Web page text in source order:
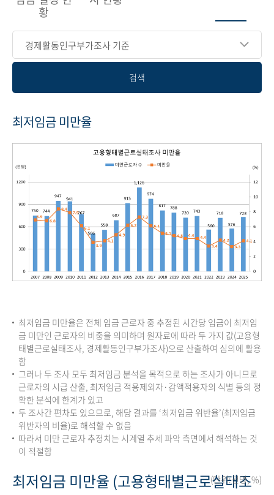
황
경제활동인구부가조사 기준
검색
최저임금 미만율
최저임금 미만율은 전체 임금 근로자 중 추정된 시간당 임금이 최저임
금 미만인 근로자의 비중을 의미하며 원자료에 따라 두 가지 값(고용형
태별근로실태조사, 경제활동인구부가조사)으로 산출하여 심의에 활용
함
그러나 두 조사 모두 최저임금 분석을 목적으로 하는 조사가 아니므로
근로자의 시급 산출, 최저임금 적용제외자·감액적용자의 식별 등의 정
확한 분석에 한계가 있고
두 조사간 편차도 있으므로, 해당 결과를 ‘최저임금 위반율’(최저임금
위반자의 비율)로 해석할 수 없음
따라서 미만 근로자 추정치는 시계열 추세 파악 측면에서 해석하는 것
이 적절함
최저임금 미만율 (고용형태별근로실태조
(단위:천명, %)